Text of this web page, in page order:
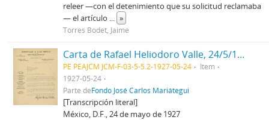
releer —con el detenimiento que su solicitud reclamaba
— el artículo ... »
Torres Bodet, Jaime
Carta de Rafael Heliodoro Valle, 24/5/1927
PE PEAJCM JCM-F-03-5-5.2-1927-05-24
Item
1927-05-24
Parte deFondo José Carlos Mariátegui
[Transcripción literal]
México, D.F., 24 de mayo de 1927